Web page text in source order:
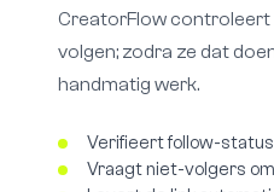
CreatorFlow controleert
volgen; zodra ze dat
handmatig werk.
Verifieert follow-status
Vraagt niet-volgers